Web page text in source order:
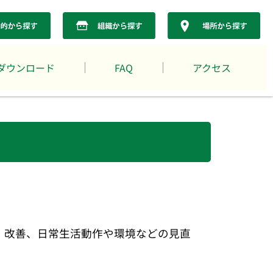
ウンロード FAQ アクセス
善、日常生活動作や環境などの見直